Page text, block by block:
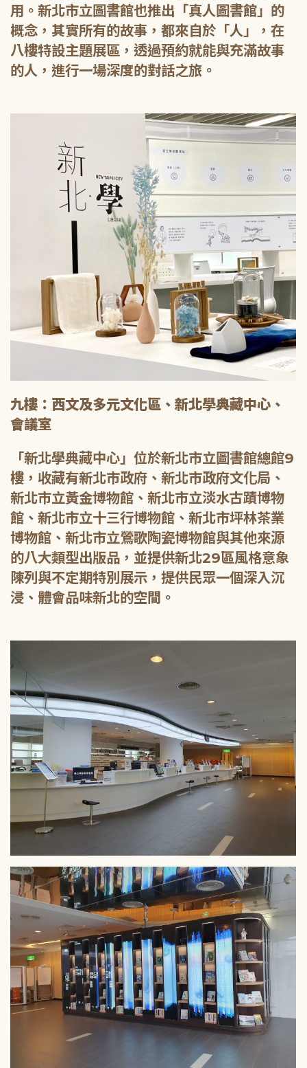
用。新北市立圖書館也推出「真人圖書館」的
概念，其實所有的故事，都來自於「人」，在
八樓特設主題展區，透過預約就能與充滿故事
的人，進行一場深度的對話之旅。
九樓：西文及多元文化區、新北學典藏中心、
會議室
「新北學典藏中心」位於新北市立圖書館總館9
樓，收藏有新北市政府、新北市政府文化局、
新北市立黃金博物館、新北市立淡水古蹟博物
館、新北市立十三行博物館、新北市坪林茶業
博物館、新北市立鶯歌陶瓷博物館與其他來源
的八大類型出版品，並提供新北29區風格意象
陳列與不定期特別展示，提供民眾一個深入沉
浸、體會品味新北的空間。